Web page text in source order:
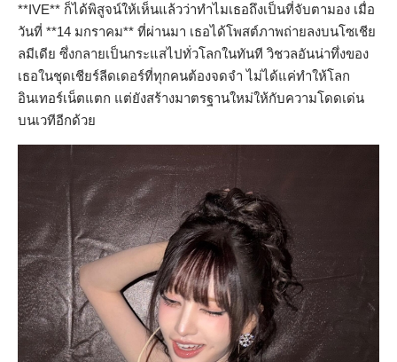
**IVE** ก็ได้พิสูจน์ให้เห็นแล้วว่าทำไมเธอถึงเป็นที่จับตามอง เมื่อ
วันที่ **14 มกราคม** ที่ผ่านมา เธอได้โพสต์ภาพถ่ายลงบนโซเชีย
ลมีเดีย ซึ่งกลายเป็นกระแสไปทั่วโลกในทันที วิชวลอันน่าทึ่งของ
เธอในชุดเชียร์ลีดเดอร์ที่ทุกคนต้องจดจำ ไม่ได้แค่ทำให้โลก
อินเทอร์เน็ตแตก แต่ยังสร้างมาตรฐานใหม่ให้กับความโดดเด่น
บนเวทีอีกด้วย